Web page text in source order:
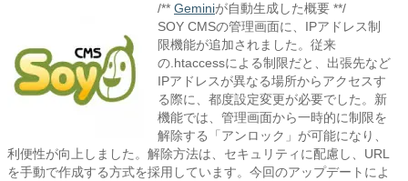
/** Geminiが自動生成した概要 **/
SOY CMSの管理画面に、IPアドレス制
限機能が追加されました。従来
の.htaccessによる制限だと、出張先など
IPアドレスが異なる場所からアクセスす
る際に、都度設定変更が必要でした。新
機能では、管理画面から一時的に制限を
解除する「アンロック」が可能になり、
利便性が向上しました。解除方法は、セキュリティに配慮し、URL
を手動で作成する方式を採用しています。今回のアップデートによ